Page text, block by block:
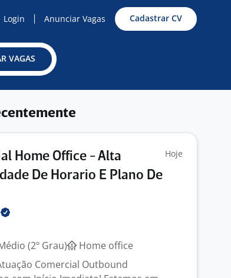
Login Anunciar Vagas Cadastrar CV
VAGAS
Home Office - Alta
De Horario E Plano De
Hoje
(2º Grau)
Home office
Comercial Outbound